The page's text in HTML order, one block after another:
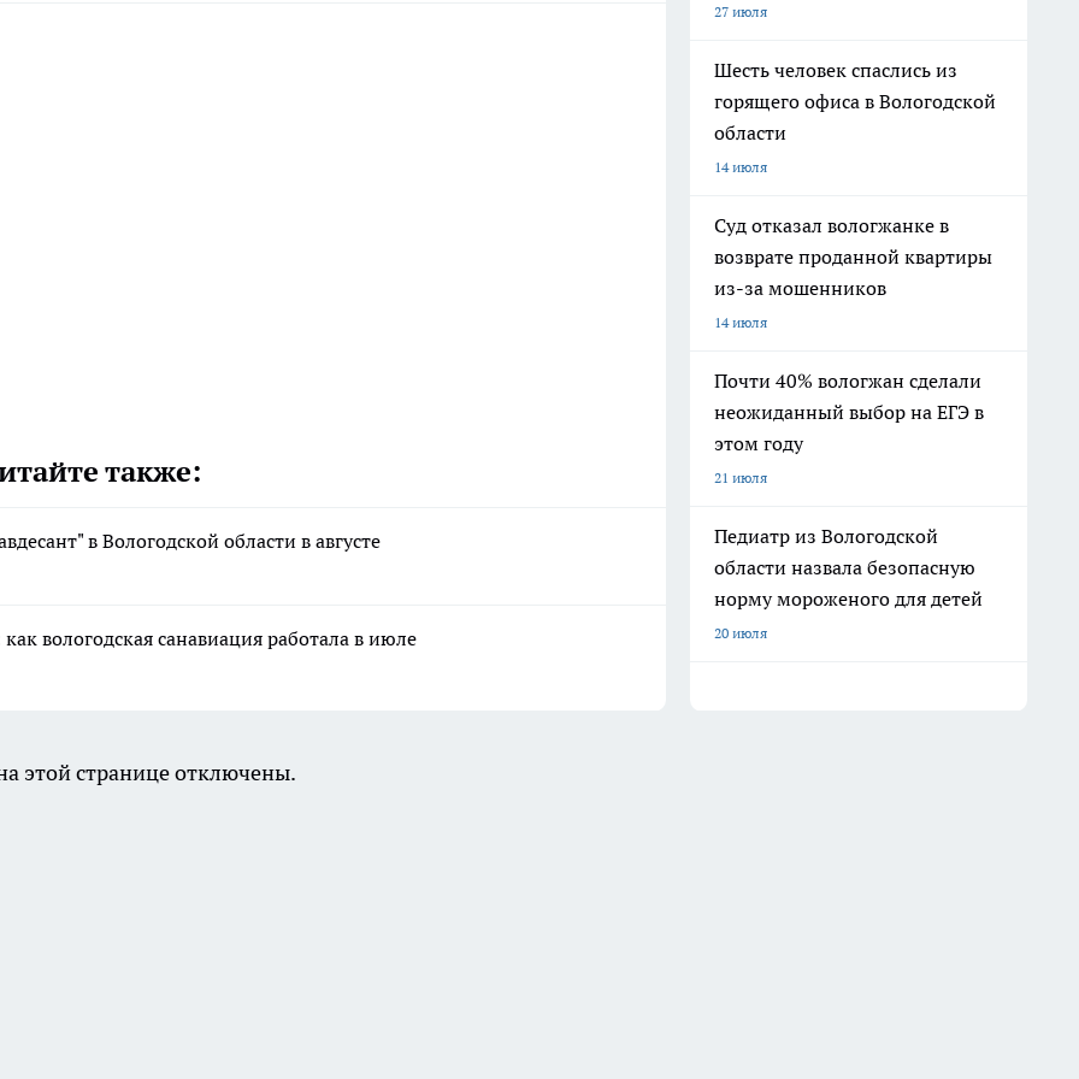
также:
в Вологодской области в августе
вологодская санавиация работала в июле
27 июля
Шесть человек спаслись из
горящего офиса в Вологодской
области
14 июля
Суд отказал вологжанке в
возврате проданной квартиры
из-за мошенников
14 июля
Почти 40% вологжан сделали
неожиданный выбор на ЕГЭ в
этом году
21 июля
Педиатр из Вологодской
области назвала безопасную
норму мороженого для детей
20 июля
этой странице отключены.